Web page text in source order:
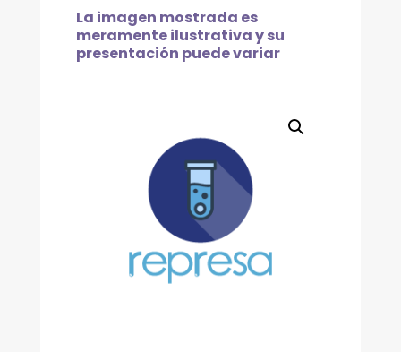
MULTIPANEL
(5)
DROGAS
La imagen mostrada es
meramente ilustrativa y su
presentación puede variar